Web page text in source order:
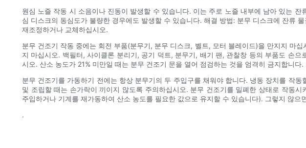
원심 노즐 작동 시 소음이나 진동이 발생할 수 있습니다. 이는 주로 노즐 내부에 남아 있는
심 디스크의 동심도가 불량한 경우에도 발생할 수 있습니다. 해결 방법: 분무 디스크에 잔류
재조정하거나 교체하십시오.
분무 건조기 작동 중에는 회전 부품(분무기, 분무 디스크, 벨트, 모터 블레이드)을 만지지 마
지 마십시오. 백필터, 사이클론 분리기, 공기 덕트, 분무기, 배기 팬, 관찰창 등의 부품도 손
시오. 산소 농도가 21% 미만일 때는 분무 건조기 문을 열어 점검하는 것을 엄격히 금지합니
분무 건조기를 가동하기 전에는 항상 분무기의 두 주입구를 채워야 합니다. 냉동 장치를 작
및 조립할 때는 손가락이 끼이지 않도록 주의하십시오. 분무 건조기를 밀폐한 상태로 작동
주입하거나 기계를 재가동하여 산소 농도를 필요한 값으로 유지할 수 있습니다). 그렇지 않
.